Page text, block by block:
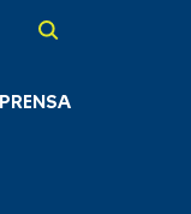
PRENSA